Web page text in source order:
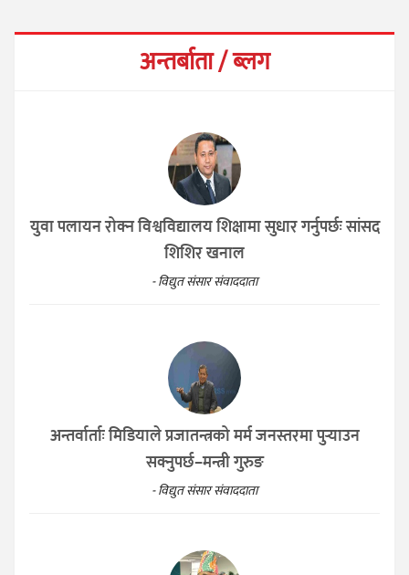
अन्तर्बाता / ब्लग
युवा पलायन रोक्न विश्वविद्यालय शिक्षामा सुधार गर्नुपर्छः सांसद
शिशिर खनाल
- विद्युत संसार संवाददाता
अन्तर्वार्ताः मिडियाले प्रजातन्त्रको मर्म जनस्तरमा पुर्‍याउन
सक्नुपर्छ–मन्त्री गुरुङ
- विद्युत संसार संवाददाता